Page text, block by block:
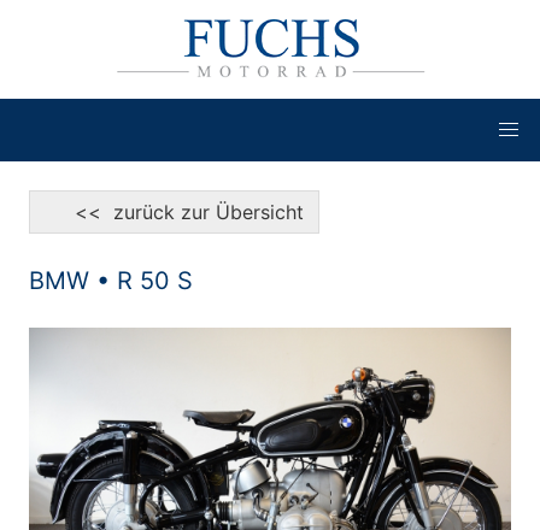
<< zurück zur Übersicht
BMW • R 50 S